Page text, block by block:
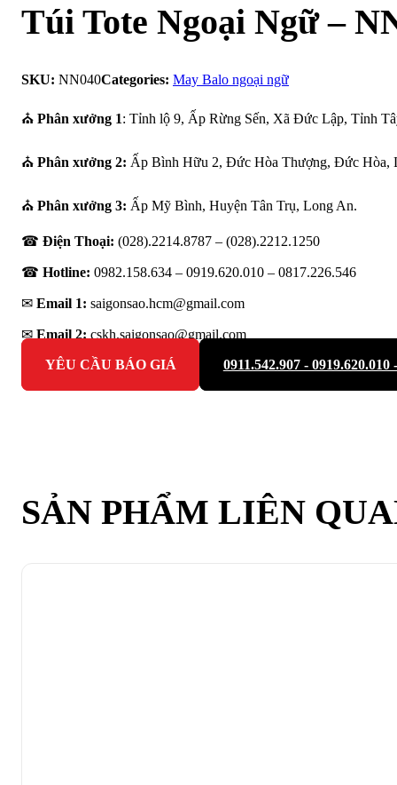
Túi Tote Ngoại Ngữ –
SKU: NN040Categories: May Balo ngoại ngữ
⛪ Phân xưởng 1: Tỉnh lộ 9, Ấp Rừng Sến, Xã Đức Lập, Tỉnh
⛪ Phân xưởng 2: Ấp Bình Hữu 2, Đức Hòa Thượng, Đức Hòa,
⛪ Phân xưởng 3: Ấp Mỹ Bình, Huyện Tân Trụ, Long An.
☎ Điện Thoại: (028).2214.8787 – (028).2212.1250
☎ Hotline: 0982.158.634 – 0919.620.010 – 0817.226.546
✉ Email 1: saigonsao.hcm@gmail.com
✉ Email 2: cskh.saigonsao@gmail.com
YÊU CẦU BÁO GIÁ
0911.542.907 - 0919.620.010
SẢN PHẨM LIÊN